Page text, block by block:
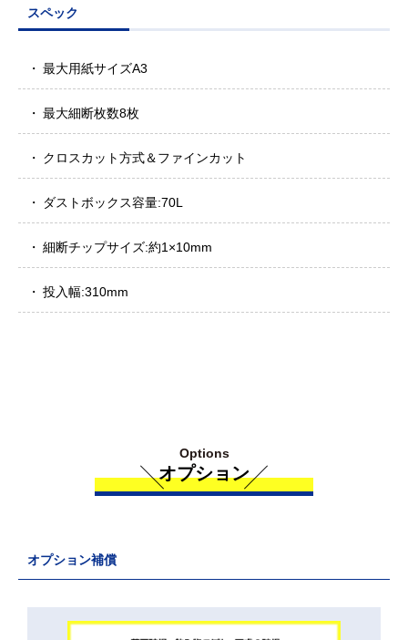
スペック
最大用紙サイズA3
最大細断枚数8枚
クロスカット方式＆ファインカット
ダストボックス容量:70L
細断チップサイズ:約1×10mm
投入幅:310mm
Options
オプション
オプション補償